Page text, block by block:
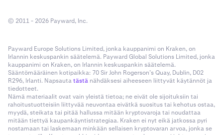
© 2011 - 2026 Payward, Inc.
Payward Europe Solutions Limited, jonka kauppanimi on Kraken, on
Irlannin keskuspankin säätelemä. Payward Global Solutions Limited, jonka
kauppanimi on Kraken, on Irlannin keskuspankin säätelemä.
Sääntömääräinen kotipaikka: 70 Sir John Rogerson’s Quay, Dublin, D02
R296, Irlanti. Napsautatästä nähdäksesi aiheeseen liittyvät käytännöt ja
tiedotteet.
Nämä materiaalit ovat vain yleistä tietoa; ne eivät ole sijoituksiin tai
rahoitustuotteisiin liittyvää neuvontaa eivätkä suositus tai kehotus ostaa,
myydä, steikata tai pitää hallussa mitään kryptovaroja tai noudattaa
mitään tiettyä kaupankäyntistrategiaa. Kraken ei nyt eikä jatkossa pyri
nostamaan tai laskemaan minkään sellaisen kryptovaran arvoa, jonka se